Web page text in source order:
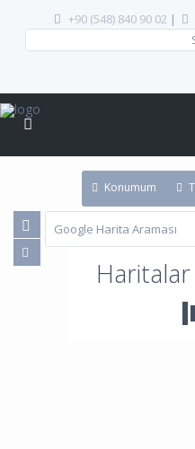
+90 (548) 840 90 02 |
Konumum